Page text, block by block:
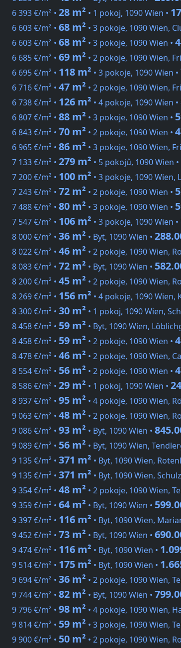
6 393 €/m² • 28 m² • 1 pokoj, 1090 Wien •
6 603 €/m² • 68 m² • 3 pokoje, 1090 Wien,
6 603 €/m² • 68 m² • 3 pokoje, 1090 Wien •
6 685 €/m² • 69 m² • 2 pokoje, 1090 Wien,
6 695 €/m² • 118 m² • 3 pokoje, 1090 Wien •
6 716 €/m² • 47 m² • 2 pokoje, 1090 Wien,
6 738 €/m² • 126 m² • 4 pokoje, 1090 Wien •
6 807 €/m² • 88 m² • 3 pokoje, 1090 Wien •
6 843 €/m² • 70 m² • 2 pokoje, 1090 Wien •
6 965 €/m² • 86 m² • 3 pokoje, 1090 Wien,
7 133 €/m² • 279 m² • 5 pokojů, 1090 Wien •
7 200 €/m² • 100 m² • 3 pokoje, 1090 Wien,
7 243 €/m² • 72 m² • 2 pokoje, 1090 Wien •
7 488 €/m² • 80 m² • 3 pokoje, 1090 Wien •
7 547 €/m² • 106 m² • 3 pokoje, 1090 Wien •
8 000 €/m² • 36 m² • Byt, 1090 Wien •
8 022 €/m² • 46 m² • 2 pokoje, 1090 Wien,
8 083 €/m² • 72 m² • Byt, 1090 Wien •
8 200 €/m² • 45 m² • 2 pokoje, 1090 Wien,
8 269 €/m² • 156 m² • 4 pokoje, 1090 Wien,
8 300 €/m² • 30 m² • 1 pokoj, 1090 Wien,
8 458 €/m² • 59 m² • Byt, 1090 Wien,
8 458 €/m² • 59 m² • 2 pokoje, 1090 Wien •
8 478 €/m² • 46 m² • 2 pokoje, 1090 Wien,
8 554 €/m² • 56 m² • 2 pokoje, 1090 Wien •
8 586 €/m² • 29 m² • 1 pokoj, 1090 Wien •
8 937 €/m² • 95 m² • 4 pokoje, 1090 Wien,
9 063 €/m² • 48 m² • 2 pokoje, 1090 Wien,
9 086 €/m² • 93 m² • Byt, 1090 Wien •
9 089 €/m² • 56 m² • Byt, 1090 Wien,
9 135 €/m² • 371 m² • Byt, 1090 Wien,
9 135 €/m² • 371 m² • Byt, 1090 Wien,
9 354 €/m² • 48 m² • 2 pokoje, 1090 Wien,
9 359 €/m² • 64 m² • Byt, 1090 Wien •
9 397 €/m² • 116 m² • Byt, 1090 Wien,
9 452 €/m² • 73 m² • Byt, 1090 Wien •
9 474 €/m² • 116 m² • Byt, 1090 Wien •
9 514 €/m² • 175 m² • Byt, 1090 Wien •
9 694 €/m² • 36 m² • 2 pokoje, 1090 Wien,
9 744 €/m² • 82 m² • Byt, 1090 Wien •
9 796 €/m² • 98 m² • 4 pokoje, 1090 Wien,
9 814 €/m² • 59 m² • 3 pokoje, 1090 Wien,
9 900 €/m² • 50 m² • 2 pokoje, 1090 Wien,